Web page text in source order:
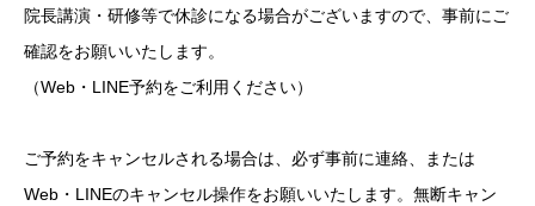
院長講演・研修等で休診になる場合がございますので、事前にご
確認をお願いいたします。
（Web・LINE予約をご利用ください）
ご予約をキャンセルされる場合は、必ず事前に連絡、または
Web・LINEのキャンセル操作をお願いいたします。無断キャン